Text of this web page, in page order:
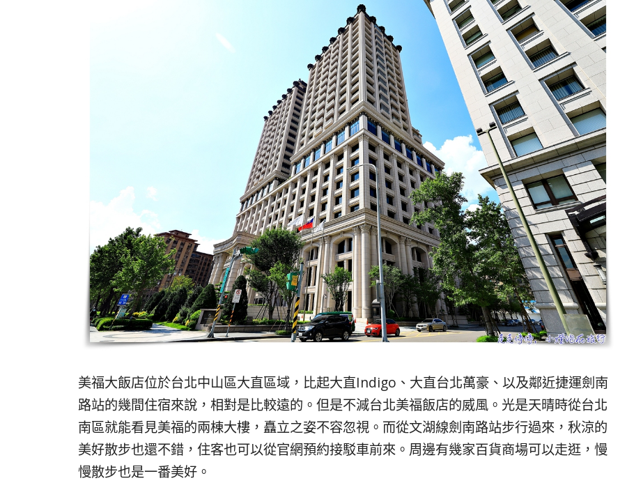
美福大飯店位於台北中山區大直區域，比起大直Indigo、大直台北萬豪、以及鄰近捷運劍南
路站的幾間住宿來說，相對是比較遠的。但是不減台北美福飯店的威風。光是天晴時從台北
南區就能看見美福的兩棟大樓，矗立之姿不容忽視。而從文湖線劍南路站步行過來，秋涼的
美好散步也還不錯，住客也可以從官網預約接駁車前來。周邊有幾家百貨商場可以走逛，慢
慢散步也是一番美好。